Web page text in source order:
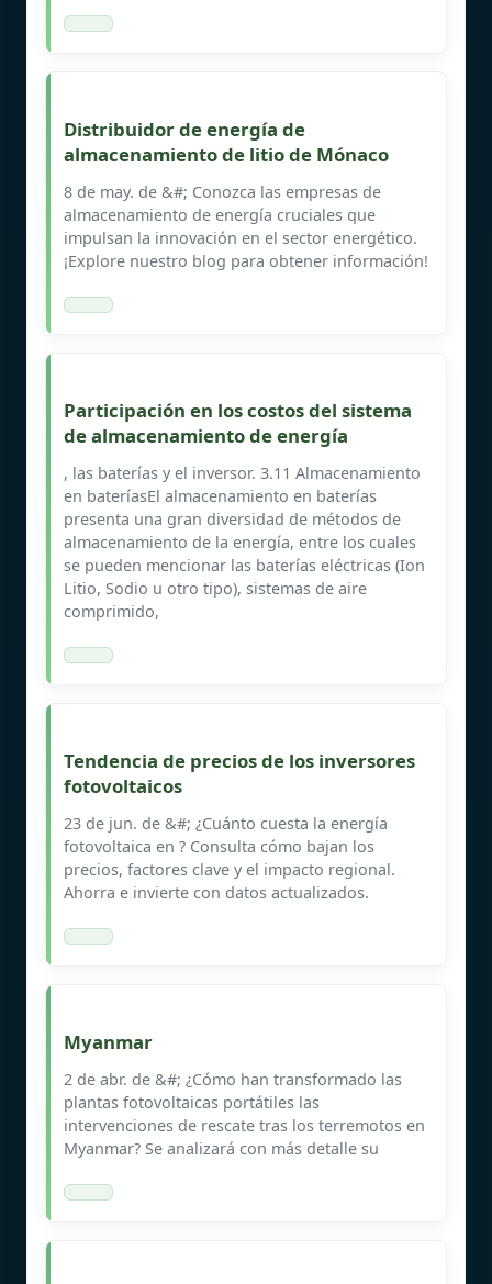
Distribuidor de energía de
almacenamiento de litio de Mónaco
8 de may. de &#; Conozca las empresas de
almacenamiento de energía cruciales que
impulsan la innovación en el sector energético.
¡Explore nuestro blog para obtener información!
Participación en los costos del sistema
de almacenamiento de energía
, las baterías y el inversor. 3.11 Almacenamiento
en bateríasEl almacenamiento en baterías
presenta una gran diversidad de métodos de
almacenamiento de la energía, entre los cuales
se pueden mencionar las baterías eléctricas (Ion
Litio, Sodio u otro tipo), sistemas de aire
comprimido,
Tendencia de precios de los inversores
fotovoltaicos
23 de jun. de &#; ¿Cuánto cuesta la energía
fotovoltaica en ? Consulta cómo bajan los
precios, factores clave y el impacto regional.
Ahorra e invierte con datos actualizados.
Myanmar
2 de abr. de &#; ¿Cómo han transformado las
plantas fotovoltaicas portátiles las
intervenciones de rescate tras los terremotos en
Myanmar? Se analizará con más detalle su